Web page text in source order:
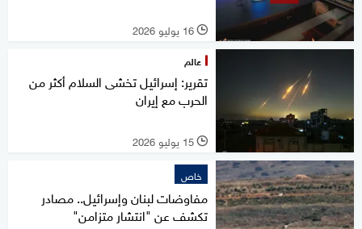
l 16 يوليو 2026
عالم
تقرير: إسرائيل تخشى السلام أكثر من
الحرب مع إيران
l 15 يوليو 2026
خاص
مفاوضات لبنان وإسرائيل.. مصادر
تكشف عن "انتشار متزامن"